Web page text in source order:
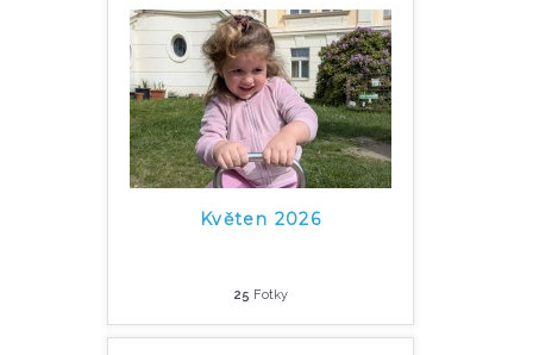
Květen 2026
25 Fotky